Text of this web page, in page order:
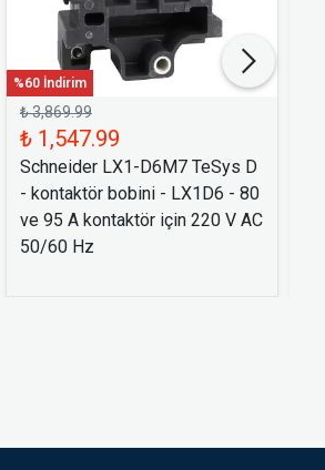
%60 İndirim
₺ 3,869.99
₺ 1,547.99
Schneider LX1-D6M7 TeSys D
- kontaktör bobini - LX1D6 - 80
ve 95 A kontaktör için 220 V AC
50/60 Hz